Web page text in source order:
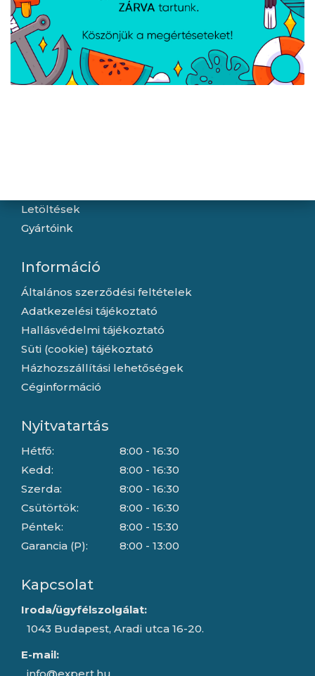
A weboldalon esetlegesen előforduló elektronikus feltöltési,
technikai hibákért felelősséget nem vállalunk.
Letöltések
Gyártóink
Információ
Általános szerződési feltételek
Adatkezelési tájékoztató
Hallásvédelmi tájékoztató
Süti (cookie) tájékoztató
Házhozszállítási lehetőségek
Céginformáció
Nyitvatartás
Hétfő:
Kedd:
Szerda:
Csütörtök:
Péntek:
Garancia (P):
8:00 - 16:30
8:00 - 16:30
8:00 - 16:30
8:00 - 16:30
8:00 - 15:30
8:00 - 13:00
Kapcsolat
Iroda/ügyfélszolgálat:
1043 Budapest, Aradi utca 16-20.
E-mail: